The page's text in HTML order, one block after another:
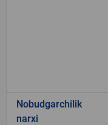
Nobudgarchilik
narxi